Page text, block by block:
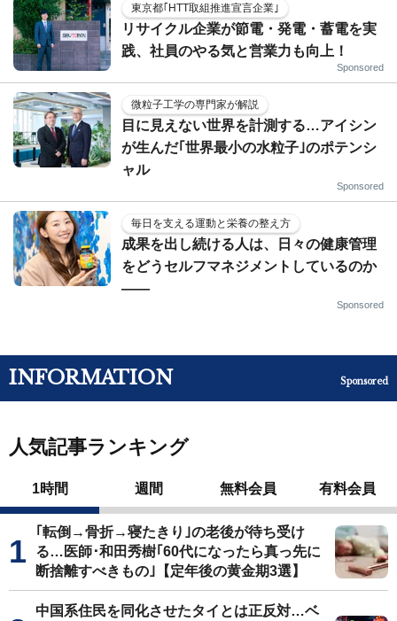
東京都｢HTT取組推進宣言企業｣
リサイクル企業が節電・発電・蓄電を実
践、社員のやる気と営業力も向上！
Sponsored
微粒子工学の専門家が解説
目に見えない世界を計測する…アイシン
が生んだ｢世界最小の水粒子｣のポテンシ
ャル
Sponsored
毎日を支える運動と栄養の整え方
成果を出し続ける人は、日々の健康管理
をどうセルフマネジメントしているのか
——
Sponsored
INFORMATION Sponsored
人気記事ランキング
1時間 週間 無料会員 有料会員
｢転倒→骨折→寝たきり｣の老後が待ち受け
る…医師･和田秀樹｢60代になったら真っ先に
断捨離すべきもの｣【定年後の黄金期3選】
中国系住民を同化させたタイとは正反対…ベ